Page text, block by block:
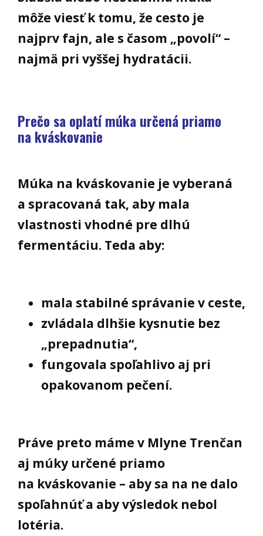
môže viesť k tomu, že cesto je
najprv fajn, ale s časom „povolí“ –
najmä pri vyššej hydratácii.
Prečo sa oplatí múka určená priamo
na kváskovanie
Múka na kváskovanie je vyberaná
a spracovaná tak, aby mala
vlastnosti vhodné pre dlhú
fermentáciu. Teda aby:
mala stabilné správanie v ceste,
zvládala dlhšie kysnutie bez
„prepadnutia“,
fungovala spoľahlivo aj pri
opakovanom pečení.
Práve preto máme v Mlyne Trenčan
aj múky určené priamo
na kváskovanie – aby sa na ne dalo
spoľahnúť a aby výsledok nebol
lotéria.